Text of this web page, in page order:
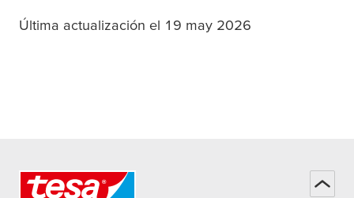
Última actualización el 19 may 2026